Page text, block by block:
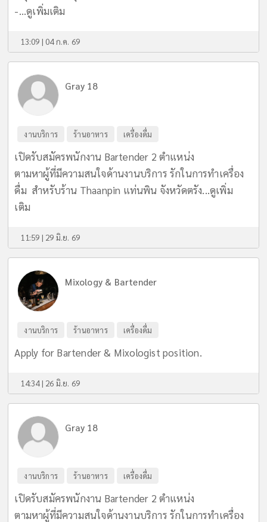
-...ดูเพิ่มเติม
13:09 | 04 ก.ค. 69
Gray 18
งานบริการ ร้านอาหาร เครื่องดื่ม
เปิดรับสมัครพนักงาน Bartender 2 ตำแหน่ง
ตามหาผู้ที่มีความสนใจด้านงานบริการ รักในการทำเครื่อง
ดื่ม สำหรับร้าน Thaanpin แท่นพิน จังหวัดตรัง...ดูเพิ่ม
เติม
11:59 | 29 มิ.ย. 69
Mixology & Bartender
งานบริการ ร้านอาหาร เครื่องดื่ม
Apply for Bartender & Mixologist position.
14:34 | 26 มิ.ย. 69
Gray 18
งานบริการ ร้านอาหาร เครื่องดื่ม
เปิดรับสมัครพนักงาน Bartender 2 ตำแหน่ง
ตามหาผู้ที่มีความสนใจด้านงานบริการ รักในการทำเครื่อง